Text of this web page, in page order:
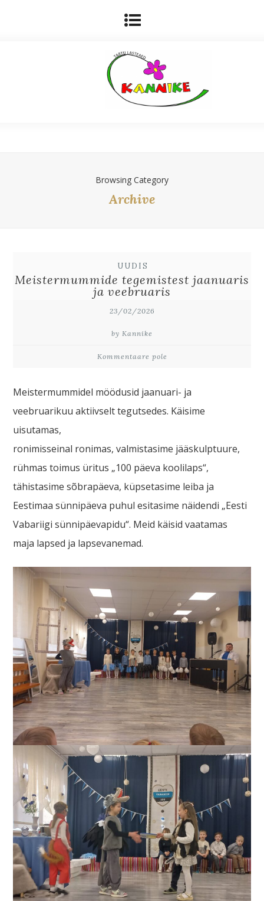
Browsing Category
Archive
UUDIS
Meistermummide tegemistest jaanuaris
ja veebruaris
23/02/2026
by Kannike
Kommentaare pole
Meistermummidel möödusid jaanuari- ja
veebruarikuu aktiivselt tegutsedes. Käisime
uisutamas,
ronimisseinal ronimas, valmistasime jääskulptuure,
rühmas toimus üritus „100 päeva koolilaps“,
tähistasime sõbrapäeva, küpsetasime leiba ja
Eestimaa sünnipäeva puhul esitasime näidendi „Eesti
Vabariigi sünnipäevapidu“. Meid käisid vaatamas
maja lapsed ja lapsevanemad.